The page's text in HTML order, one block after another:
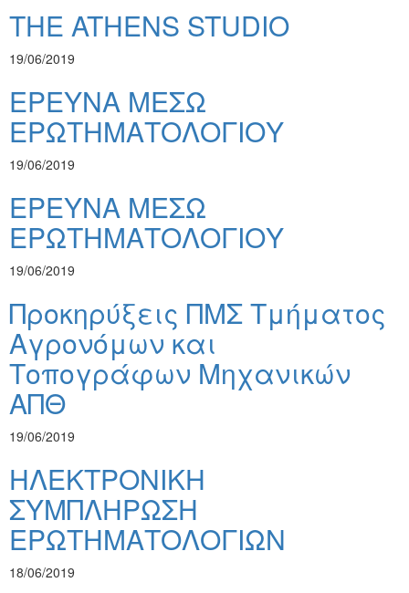
THE ATHENS STUDIO
19/06/2019
ΕΡΕΥΝΑ ΜΕΣΩ
ΕΡΩΤΗΜΑΤΟΛΟΓΙΟΥ
19/06/2019
ΕΡΕΥΝΑ ΜΕΣΩ
ΕΡΩΤΗΜΑΤΟΛΟΓΙΟΥ
19/06/2019
Προκηρύξεις ΠΜΣ Τμήματος
Αγρονόμων και
Τοπογράφων Μηχανικών
ΑΠΘ
19/06/2019
ΗΛΕΚΤΡΟΝΙΚΗ
ΣΥΜΠΛΗΡΩΣΗ
ΕΡΩΤΗΜΑΤΟΛΟΓΙΩΝ
18/06/2019